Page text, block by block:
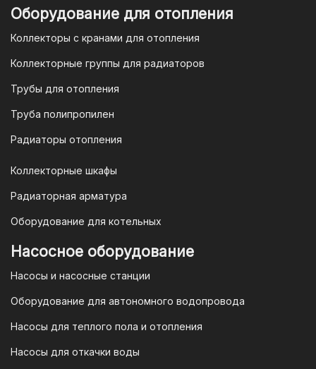
организаций и ИП необходимо
связаться с оптовым отделом
электронную почту
opt@mail.ru
Гарантия и условия гарантии
магазине "TIM-com Россия" Вы можете
быть уверены в том, что мы действуем
в рамках действующего
Законодательства Российской
Федерации и Ваши права, как
Оборудование для отопления
Коллекторы с кранами для отопления
Коллекторные группы для радиаторов
Трубы для отопления
Труба полипропилен
Радиаторы отопления
Коллекторные шкафы
Радиаторная арматура
Оборудование для котельных
Насосное оборудование
Насосы и насосные станции
Оборудование для автономного водопровода
Насосы для теплого пола и отопления
Насосы для откачки воды